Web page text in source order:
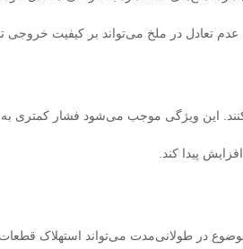
تعادل در ملخ می‌تواند بر کیفیت خروجی
این ویژگی موجب می‌شود فشار کمتری به
پیدا کند.
در طولانی‌مدت می‌تواند استهلاک قطعات